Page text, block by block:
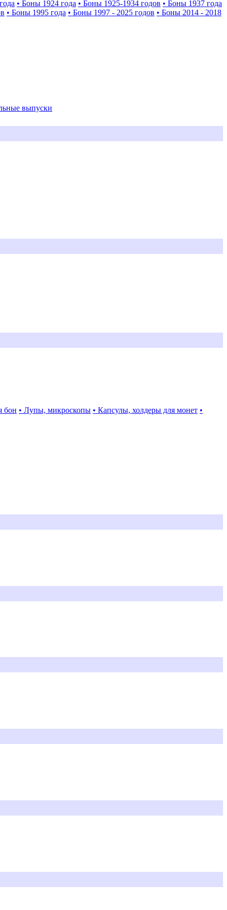
• Боны 1924 года • Боны 1925-1934 годов • Боны 1937 года
• Боны 1995 года • Боны 1997 - 2025 годов • Боны 2014 - 2018
выпуски
бон • Лупы, микроскопы • Капсулы, холдеры для монет •